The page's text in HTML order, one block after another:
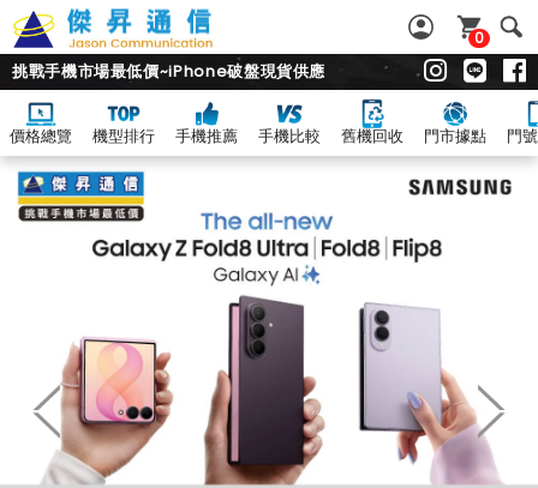
0
挑戰手機市場最低價~iPhone破盤現貨供應
價格總覽 機型排行 手機推薦 手機比較 舊機回收 門市據點 門